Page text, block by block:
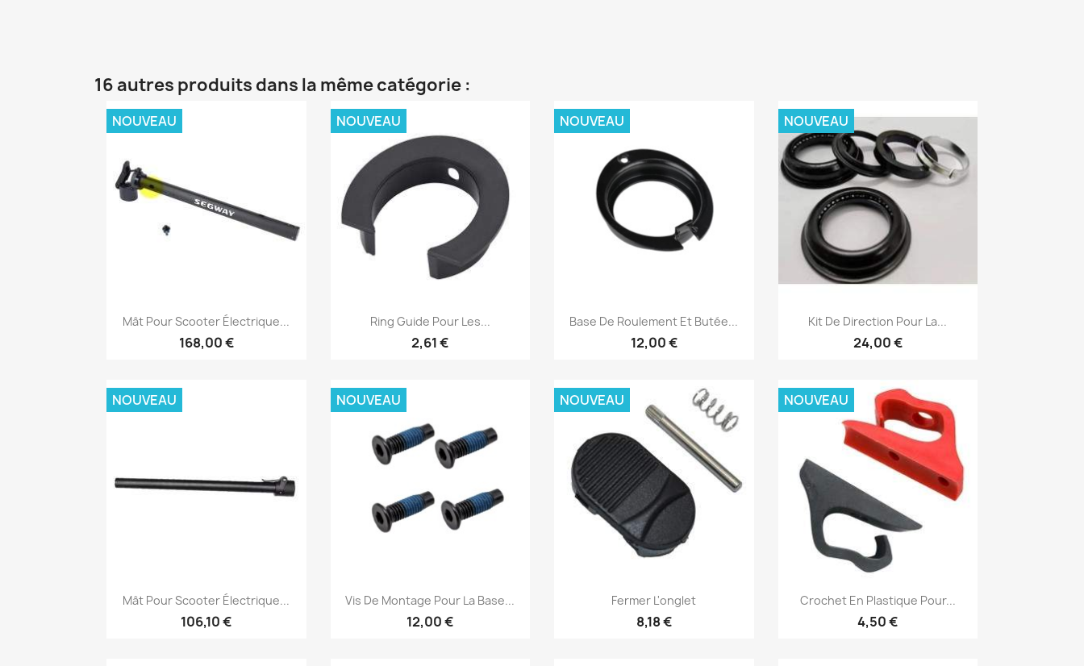
16 autres produits dans la même catégorie :
Aperçu rapide
Mât Pour Scooter Électrique...
168,00 €
NOUVEAU
Aperçu rapide
Ring Guide Pour Les...
2,61 €
NOUVEAU
Aperçu rapide
Base De Roulement Et Butée...
12,00 €
NOUVEAU
 Aperçu rapide
Kit De Direction Pour La...
24,00 €
NOUVEAU
Aperçu rapide
Mât Pour Scooter Électrique...
106,10 €
NOUVEAU
Aperçu rapide
Vis De Montage Pour La Base...
12,00 €
NOUVEAU
Aperçu rapide
Fermer L'onglet
8,18 €
NOUVEAU
Aperçu rapide
Crochet En Plastique Pour...
4,50 €
NOUVEAU